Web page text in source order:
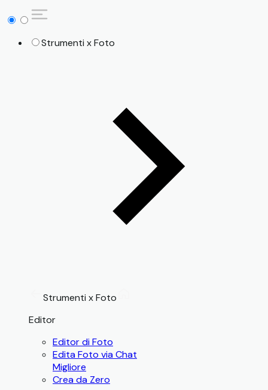
Strumenti x Foto
Strumenti x Foto
Editor
Editor di Foto
Edita Foto via Chat
Migliore
Crea da Zero